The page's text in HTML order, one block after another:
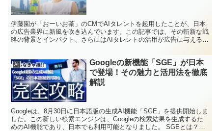
伊藤園が「おーいお茶」のCMでAIタレントを起用したことが、日本
の広告業界に新風を吹き込んでいます。この記事では、その斬新な戦
略の背景とインパクト、さらにはAIタレントの活用が広告に与える影
たなマーケティング戦略とは何か、そしてそれが広告業界にどのよう
な変化をもたらすのか。このような疑問に答えるための情報が満載で
す。
AI
Googleの新機能「SGE」が日本
で登場！その魅力と活用法を徹底
解説
Googleは、8月30日に日本語版の生成AI機能「SGE」を提供開始しま
した。この新しい検索エンジンは、Googleの検索結果を生成するた
めのAI機能であり、日本でも利用可能となりました。 SGEとは？